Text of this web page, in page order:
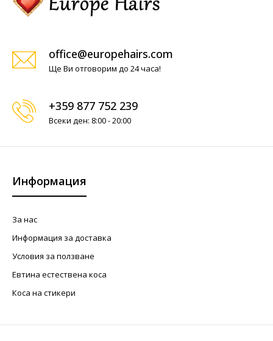
office@europehairs.com
Ще Ви отговорим до 24 часа!
+359 877 752 239
Всеки ден: 8:00 - 20:00
Информация
За нас
Информация за доставка
Условия за ползване
Евтина естествена коса
Коса на стикери